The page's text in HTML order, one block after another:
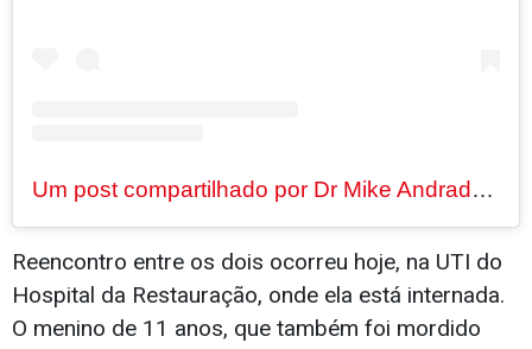
Um post compartilhado por Dr Mike Andrade (@drmikeandrade)
Reencontro entre os dois ocorreu hoje, na UTI do
Hospital da Restauração, onde ela está internada.
O menino de 11 anos, que também foi mordido